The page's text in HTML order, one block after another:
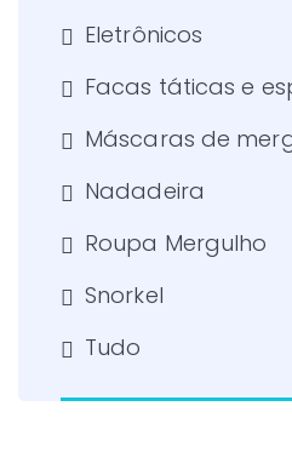
Eletrônicos
Facas táticas e
Máscaras de
Nadadeira
Roupa Mergulho
Snorkel
Tudo